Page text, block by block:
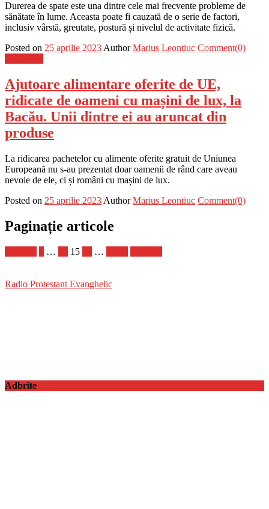
Durerea de spate este una dintre cele mai frecvente probleme de
sănătate în lume. Aceasta poate fi cauzată de o serie de factori,
inclusiv vârstă, greutate, postură și nivelul de activitate fizică.
Posted on 25 aprilie 2023 Author Marius Leontiuc Comment(0)
Ajutoare alimentare oferite de UE,
ridicate de oameni cu mașini de lux, la
Bacău. Unii dintre ei au aruncat din
produse
La ridicarea pachetelor cu alimente oferite gratuit de Uniunea
Europeană nu s-au prezentat doar oamenii de rând care aveau
nevoie de ele, ci și români cu mașini de lux.
Posted on 25 aprilie 2023 Author Marius Leontiuc Comment(0)
Paginație articole
… 15 …
Radio Protestant Evanghelic
Adbrite